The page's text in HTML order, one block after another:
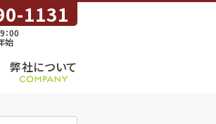
1131
：00
始
弊社について